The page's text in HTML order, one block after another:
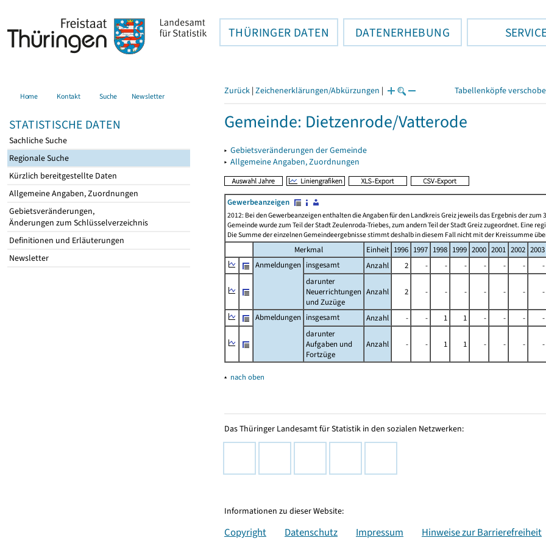
THÜRINGER DATEN DATENERHEBUNG
Home Kontakt Suche Newsletter
STATISTISCHE DATEN
Sachliche Suche
Regionale Suche
Kürzlich bereitgestellte Daten
Allgemeine Angaben, Zuordnungen
Gebietsveränderungen,
Änderungen zum Schlüsselverzeichnis
Definitionen und Erläuterungen
Newsletter
Zurück | Zeichenerklärungen/Abkürzungen | Tabellenköpfe
Gemeinde: Dietzenrode/Vatterode
▸ Gebietsveränderungen der Gemeinde
▸ Allgemeine Angaben, Zuordnungen
Gewerbeanzeigen
2012: Bei den Gewerbeanzeigen enthalten die Angaben für den Landkreis Greiz jeweils das Ergebnis der
Gemeinde wurde zum Teil der Stadt Zeulenroda-Triebes, zum andern Teil der Stadt Greiz zugeordnet. Eine
Die Summe der einzelnen Gemeindeergebnisse stimmt deshalb in diesem Fall nicht mit der Kreissumme
Merkmal Einheit 1996 1997 1998 1999 2000 2001 2002 2003
Anmeldungen insgesamt Anzahl 2 - - - - - - -
darunter
Neuerrichtungen
und Zuzüge
Anzahl 2 - - - - - - -
Abmeldungen insgesamt Anzahl - - 1 1 - - - -
darunter
Aufgaben und
Fortzüge
Anzahl - - 1 1 - - - -
▴ nach oben
Das Thüringer Landesamt für Statistik in den sozialen Netzwerken:
Informationen zu dieser Website:
Copyright Datenschutz Impressum Hinweise zur Barrierefreiheit